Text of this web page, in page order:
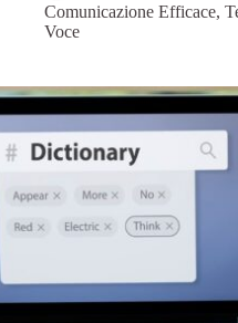
Comunicazione Efficace,
Voce